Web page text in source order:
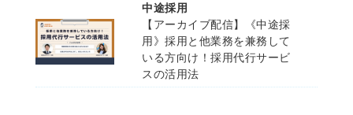
中途採用
【アーカイブ配信】《中途採
用》採用と他業務を兼務して
いる方向け！採用代行サービ
スの活用法